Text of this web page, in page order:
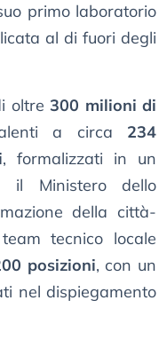
primo laboratorio
al di fuori degli
oltre300 milioni di
a circa 234
, formalizzati in un
il Ministero dello
della città-
tecnico locale
posizioni, con un
nel dispiegamento